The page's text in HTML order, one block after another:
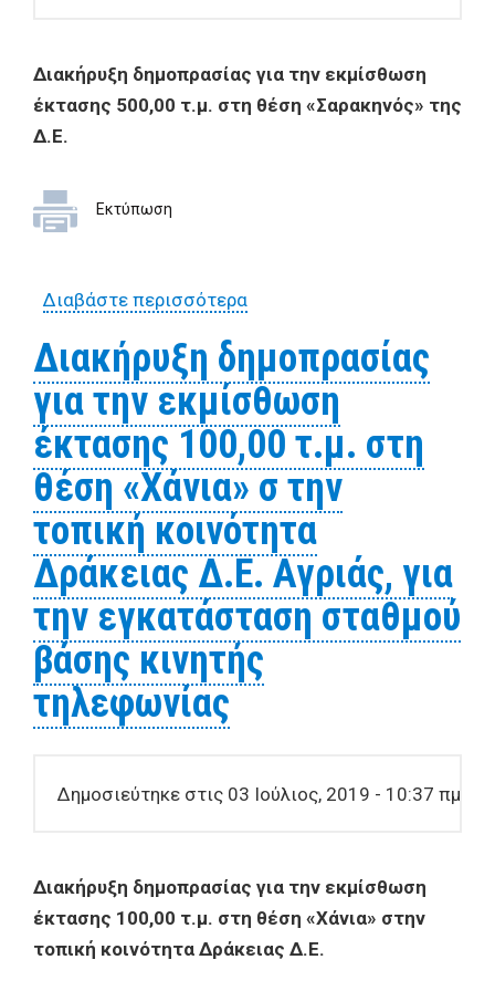
Διακήρυξη δημοπρασίας για την εκμίσθωση
έκτασης 500,00 τ.μ. στη θέση «Σαρακηνός» της
Δ.Ε.
Εκτύπωση
Διαβάστε περισσότεραγια Διακήρυξη δημοπρασίας
500,00 τ.μ. στη θέση
«Σαρακηνός» της Δ.Ε.
Μακρινίτσας για την
εγκατάσταση σταθμού
βάσης κινητής τηλεφωνίας
Διακήρυξη δημοπρασίας
για την εκμίσθωση
έκτασης 100,00 τ.μ. στη
θέση «Xάνια» σ την
τοπική κοινότητα
Δράκειας Δ.Ε. Αγριάς, για
την εγκατάσταση σταθμού
βάσης κινητής
τηλεφωνίας
Δημοσιεύτηκε στις 03 Ιούλιος, 2019 - 10:37 πμ
Διακήρυξη δημοπρασίας για την εκμίσθωση
έκτασης 100,00 τ.μ. στη θέση «Xάνια» στην
τοπική κοινότητα Δράκειας Δ.Ε.